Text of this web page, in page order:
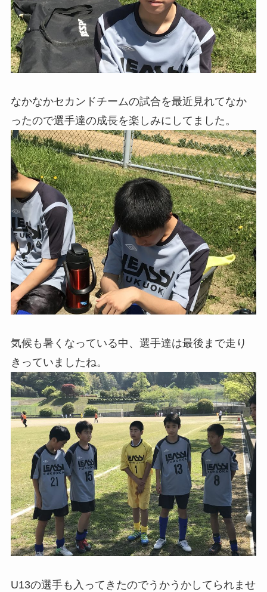
なかなかセカンドチームの試合を最近見れてなか
ったので選手達の成長を楽しみにしてました。
気候も暑くなっている中、選手達は最後まで走り
きっていましたね。
U13の選手も入ってきたのでうかうかしてられませ